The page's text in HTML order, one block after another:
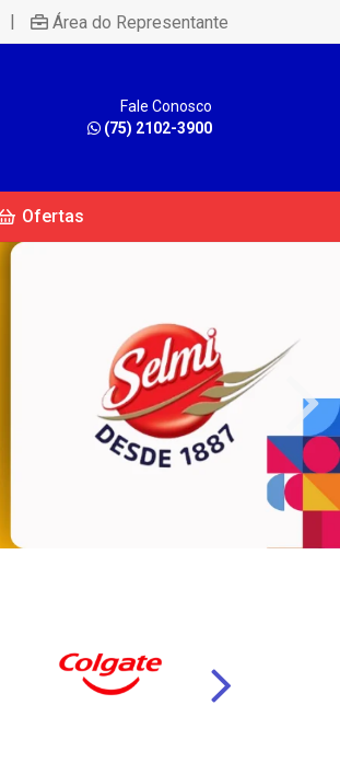
| Área do Representante
Fale Conosco
(75) 2102-3900
Ofertas